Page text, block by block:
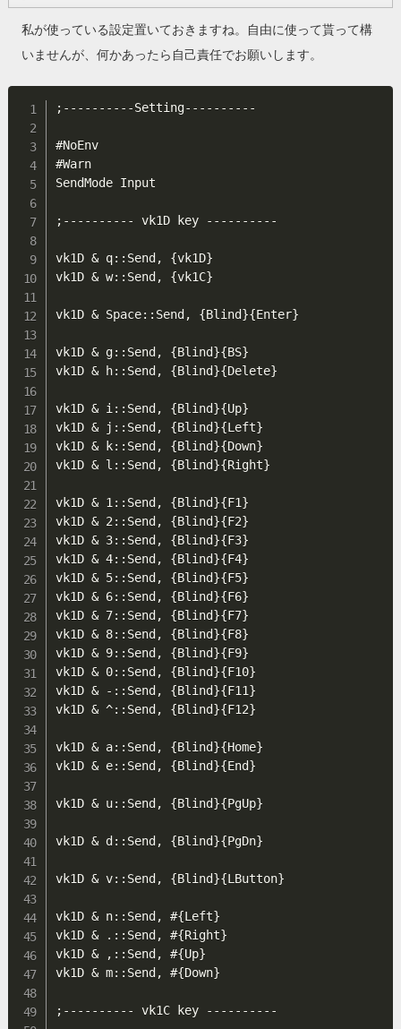
私が使っている設定置いておきますね。自由に使って貰って構
いませんが、何かあったら自己責任でお願いします。
;----------Setting----------
#NoEnv
#Warn
SendMode Input
;---------- vk1D key ----------
vk1D & q::Send, {vk1D}
vk1D & w::Send, {vk1C}
vk1D & Space::Send, {Blind}{Enter}
vk1D & g::Send, {Blind}{BS}
vk1D & h::Send, {Blind}{Delete}
vk1D & i::Send, {Blind}{Up}
vk1D & j::Send, {Blind}{Left}
vk1D & k::Send, {Blind}{Down}
vk1D & l::Send, {Blind}{Right}
vk1D & 1::Send, {Blind}{F1}
vk1D & 2::Send, {Blind}{F2}
vk1D & 3::Send, {Blind}{F3}
vk1D & 4::Send, {Blind}{F4}
vk1D & 5::Send, {Blind}{F5}
vk1D & 6::Send, {Blind}{F6}
vk1D & 7::Send, {Blind}{F7}
vk1D & 8::Send, {Blind}{F8}
vk1D & 9::Send, {Blind}{F9}
vk1D & 0::Send, {Blind}{F10}
vk1D & -::Send, {Blind}{F11}
vk1D & ^::Send, {Blind}{F12}
vk1D & a::Send, {Blind}{Home}
vk1D & e::Send, {Blind}{End}
vk1D & u::Send, {Blind}{PgUp}
vk1D & d::Send, {Blind}{PgDn}
vk1D & v::Send, {Blind}{LButton}
vk1D & n::Send, #{Left}
vk1D & .::Send, #{Right}
vk1D & ,::Send, #{Up}
vk1D & m::Send, #{Down}
;---------- vk1C key ----------